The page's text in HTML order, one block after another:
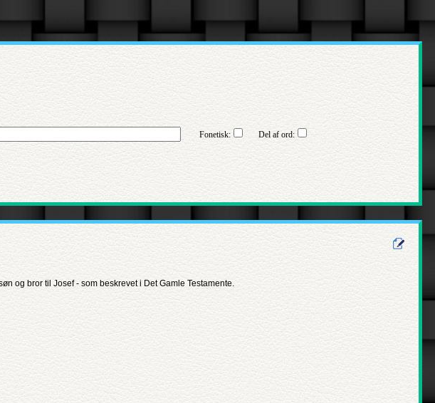
Fonetisk: Del af ord:
og bror til Josef - som beskrevet i Det Gamle Testamente.